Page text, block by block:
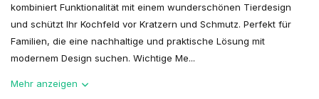
kombiniert Funktionalität mit einem wunderschönen Tierdesign
und schützt Ihr Kochfeld vor Kratzern und Schmutz. Perfekt für
Familien, die eine nachhaltige und praktische Lösung mit
modernem Design suchen. Wichtige Me...
Mehr anzeigen